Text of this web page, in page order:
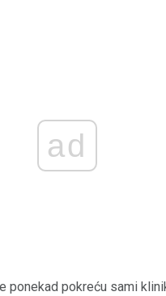
ad
ponekad pokreću sami